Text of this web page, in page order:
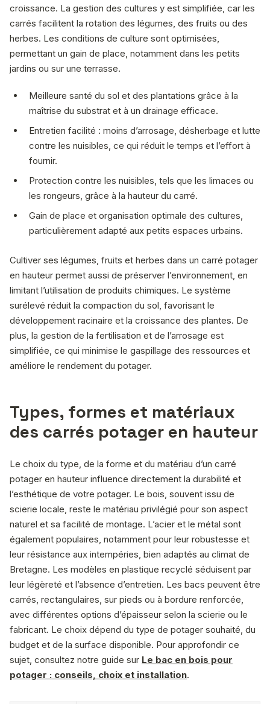
croissance. La gestion des cultures y est simplifiée, car les
carrés facilitent la rotation des légumes, des fruits ou des
herbes. Les conditions de culture sont optimisées,
permettant un gain de place, notamment dans les petits
jardins ou sur une terrasse.
Meilleure santé du sol et des plantations grâce à la
maîtrise du substrat et à un drainage efficace.
Entretien facilité : moins d’arrosage, désherbage et lutte
contre les nuisibles, ce qui réduit le temps et l’effort à
fournir.
Protection contre les nuisibles, tels que les limaces ou
les rongeurs, grâce à la hauteur du carré.
Gain de place et organisation optimale des cultures,
particulièrement adapté aux petits espaces urbains.
Cultiver ses légumes, fruits et herbes dans un carré potager
en hauteur permet aussi de préserver l’environnement, en
limitant l’utilisation de produits chimiques. Le système
surélevé réduit la compaction du sol, favorisant le
développement racinaire et la croissance des plantes. De
plus, la gestion de la fertilisation et de l’arrosage est
simplifiée, ce qui minimise le gaspillage des ressources et
améliore le rendement du potager.
Types, formes et matériaux
des carrés potager en hauteur
Le choix du type, de la forme et du matériau d’un carré
potager en hauteur influence directement la durabilité et
l’esthétique de votre potager. Le bois, souvent issu de
scierie locale, reste le matériau privilégié pour son aspect
naturel et sa facilité de montage. L’acier et le métal sont
également populaires, notamment pour leur robustesse et
leur résistance aux intempéries, bien adaptés au climat de
Bretagne. Les modèles en plastique recyclé séduisent par
leur légèreté et l’absence d’entretien. Les bacs peuvent être
carrés, rectangulaires, sur pieds ou à bordure renforcée,
avec différentes options d’épaisseur selon la scierie ou le
fabricant. Le choix dépend du type de potager souhaité, du
budget et de la surface disponible. Pour approfondir ce
sujet, consultez notre guide sur Le bac en bois pour
potager : conseils, choix et installation.